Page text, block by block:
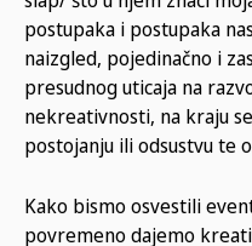
postupaka i postupaka
naizgled, pojedinačno i
presudnog uticaja na
nekreativnosti, na kraju
postojanju ili odsustvu te
Kako bismo osvestili
povremeno dajemo